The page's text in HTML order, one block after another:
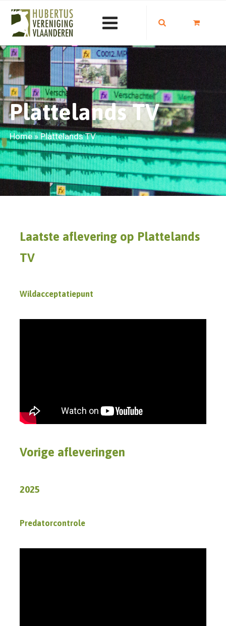
Plattelands TV
Home»Plattelands TV
Laatste aflevering op Plattelands
TV
Wildacceptatiepunt
Vorige afleveringen
2025
Predatorcontrole